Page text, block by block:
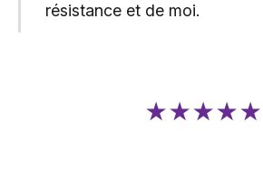
résistance et de moi.
★★★★★